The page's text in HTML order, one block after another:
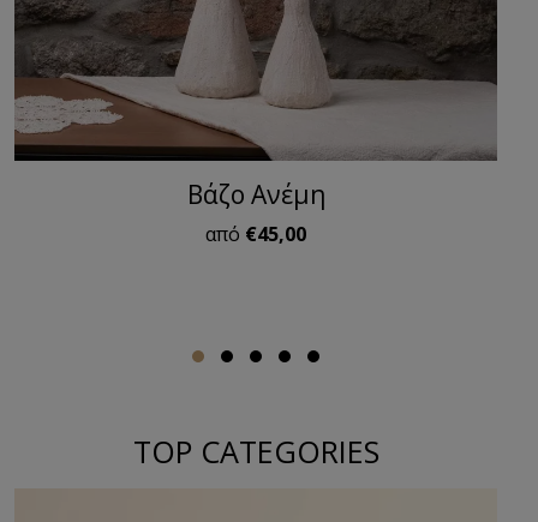
Footed Deco Tray
από€84,00
TOP CATEGORIES